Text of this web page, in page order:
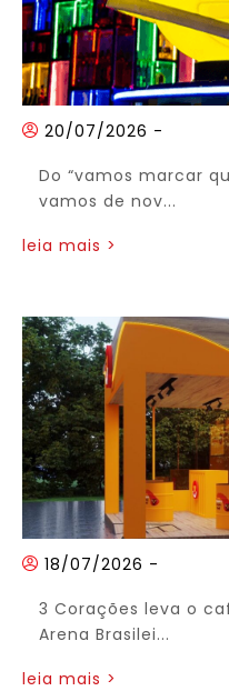
20/07/2026 -
Do “vamos marcar
vamos de nov...
leia mais >
18/07/2026 -
3 Corações leva o
Arena Brasilei...
leia mais >